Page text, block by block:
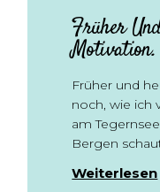
Früher
Motivation.
Früher und
noch, wie ich
am
Bergen
Weiterlesen